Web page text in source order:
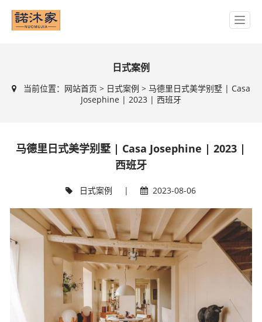
日式案例
当前位置： 网站首页 > 日式案例 > 马德里日式美学别墅 | Casa
Josephine | 2023 | 西班牙
马德里日式美学别墅 | Casa Josephine | 2023 |
西班牙
日式案例 | 2023-08-06